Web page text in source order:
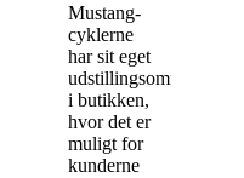
Mustang-
cyklerne
har sit eget
udstillingsområde
i butikken,
hvor det er
muligt for
kunderne